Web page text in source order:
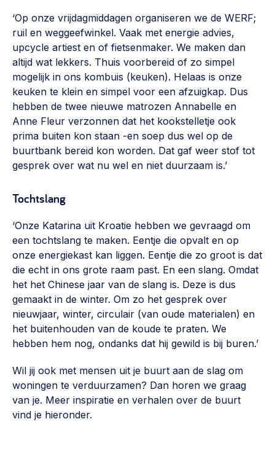
‘Op onze vrijdagmiddagen organiseren we de WERF;
ruil en weggeefwinkel. Vaak met energie advies,
upcycle artiest en of fietsenmaker. We maken dan
altijd wat lekkers. Thuis voorbereid of zo simpel
mogelijk in ons kombuis (keuken). Helaas is onze
keuken te klein en simpel voor een afzuigkap. Dus
hebben de twee nieuwe matrozen Annabelle en
Anne Fleur verzonnen dat het kookstelletje ook
prima buiten kon staan -en soep dus wel op de
buurtbank bereid kon worden. Dat gaf weer stof tot
gesprek over wat nu wel en niet duurzaam is.’
Tochtslang
‘Onze Katarina uit Kroatie hebben we gevraagd om
een tochtslang te maken. Eentje die opvalt en op
onze energiekast kan liggen. Eentje die zo groot is dat
die echt in ons grote raam past. En een slang. Omdat
het het Chinese jaar van de slang is. Deze is dus
gemaakt in de winter. Om zo het gesprek over
nieuwjaar, winter, circulair (van oude materialen) en
het buitenhouden van de koude te praten. We
hebben hem nog, ondanks dat hij gewild is bij buren.’
Wil jij ook met mensen uit je buurt aan de slag om
woningen te verduurzamen? Dan horen we graag
van je. Meer inspiratie en verhalen over de buurt
vind je hieronder.